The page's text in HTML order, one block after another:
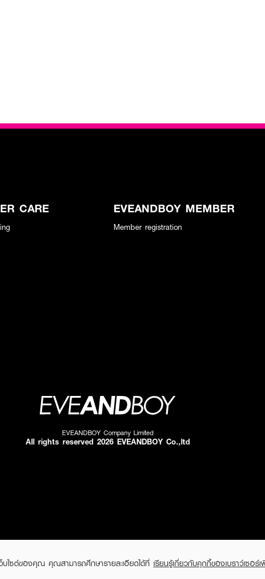
บไซต์ของคุณ คุณสามารถศึกษารายละเอียดได้ที่ เรียนรู้เกี่ยวกับคุกกี้ของเบราว์เซอร์เ
CARE EVEANDBOY MEMBER
Member registration
EVEANDBOY Company Limited
All rights reserved 2026 EVEANDBOY Co.,ltd